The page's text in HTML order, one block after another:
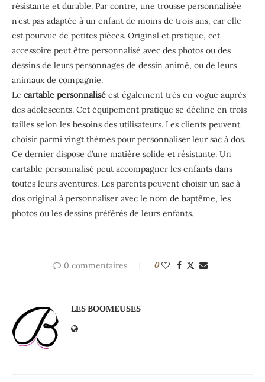
résistante et durable. Par contre, une trousse personnalisée
n’est pas adaptée à un enfant de moins de trois ans, car elle
est pourvue de petites pièces. Original et pratique, cet
accessoire peut être personnalisé avec des photos ou des
dessins de leurs personnages de dessin animé, ou de leurs
animaux de compagnie.
Le cartable personnalisé est également très en vogue auprès
des adolescents. Cet équipement pratique se décline en trois
tailles selon les besoins des utilisateurs. Les clients peuvent
choisir parmi vingt thèmes pour personnaliser leur sac à dos.
Ce dernier dispose d’une matière solide et résistante. Un
cartable personnalisé peut accompagner les enfants dans
toutes leurs aventures. Les parents peuvent choisir un sac à
dos original à personnaliser avec le nom de baptême, les
photos ou les dessins préférés de leurs enfants.
0 commentaires 0
LES BOOMEUSES